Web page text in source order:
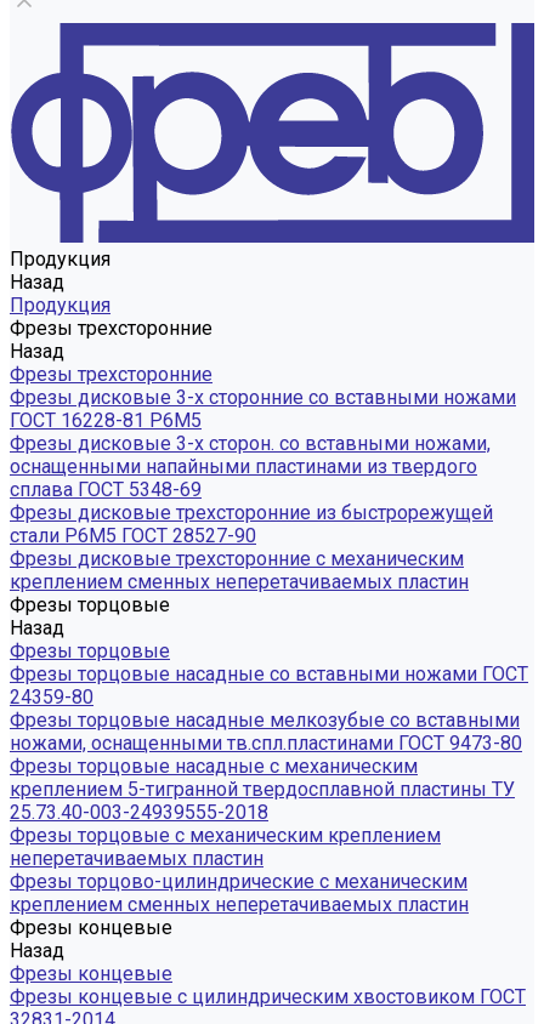
Продукция
Назад
Продукция
Фрезы трехсторонние
Назад
Фрезы трехсторонние
Фрезы дисковые 3-х сторонние со вставными ножами
ГОСТ 16228-81 Р6М5
Фрезы дисковые 3-х сторон. со вставными ножами,
оснащенными напайными пластинами из твердого
сплава ГОСТ 5348-69
Фрезы дисковые трехсторонние из быстрорежущей
стали Р6М5 ГОСТ 28527-90
Фрезы дисковые трехсторонние с механическим
креплением сменных неперетачиваемых пластин
Фрезы торцовые
Назад
Фрезы торцовые
Фрезы торцовые насадные со вставными ножами ГОСТ
24359-80
Фрезы торцовые насадные мелкозубые со вставными
ножами, оснащенными тв.спл.пластинами ГОСТ 9473-80
Фрезы торцовые насадные с механическим
креплением 5-тигранной твердосплавной пластины ТУ
25.73.40-003-24939555-2018
Фрезы торцовые с механическим креплением
неперетачиваемых пластин
Фрезы торцово-цилиндрические с механическим
креплением сменных неперетачиваемых пластин
Фрезы концевые
Назад
Фрезы концевые
Фрезы концевые с цилиндрическим хвостовиком ГОСТ
32831-2014